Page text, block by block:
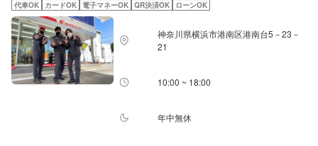
代車OK カードOK 電子マネーOK QR決済OK ローンOK
神奈川県横浜市港南区港南台5－23－
21
10:00 ~ 18:00
年中無休